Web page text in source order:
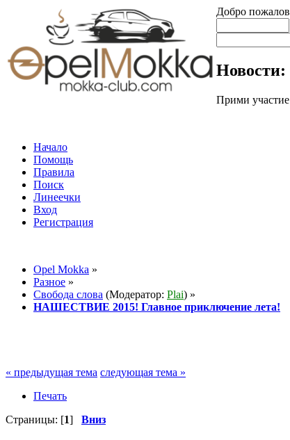
Добро
Новости:
Прими
Начало
Помощь
Правила
Поиск
Линеечки
Вход
Регистрация
Opel Mokka »
Разное »
Свобода слова (Модератор: Plai) »
НАШЕСТВИЕ 2015! Главное приключение лета!
« предыдущая тема следующая тема »
Печать
Страницы: [1] Вниз